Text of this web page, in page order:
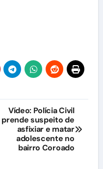
Vídeo: Polícia Civil
prende suspeito de
asfixiar e matar
adolescente no
bairro Coroado